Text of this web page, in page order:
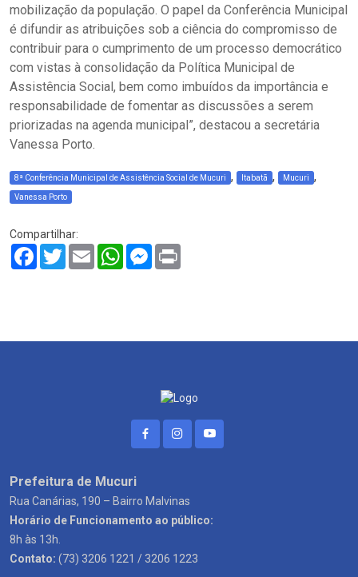
mobilização da população. O papel da Conferência Municipal
é difundir as atribuições sob a ciência do compromisso de
contribuir para o cumprimento de um processo democrático
com vistas à consolidação da Política Municipal de
Assistência Social, bem como imbuídos da importância e
responsabilidade de fomentar as discussões a serem
priorizadas na agenda municipal”, destacou a secretária
Vanessa Porto.
8ª Conferência Municipal de Assistência Social de Mucuri , Itabatã , Mucuri ,
Vanessa Porto
Compartilhar:
Facebook
TwitterEmail WhatsAppMessenger
Prefeitura de Mucuri
Rua Canárias, 190 – Bairro Malvinas
Horário de Funcionamento ao público:
8h às 13h.
Contato: (73) 3206 1221 / 3206 1223